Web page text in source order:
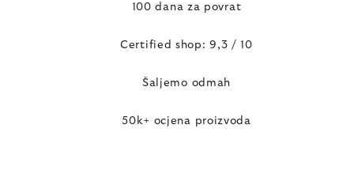
100 dana za povrat
Certified shop: 9,3 / 10
Šaljemo odmah
50k+ ocjena proizvoda